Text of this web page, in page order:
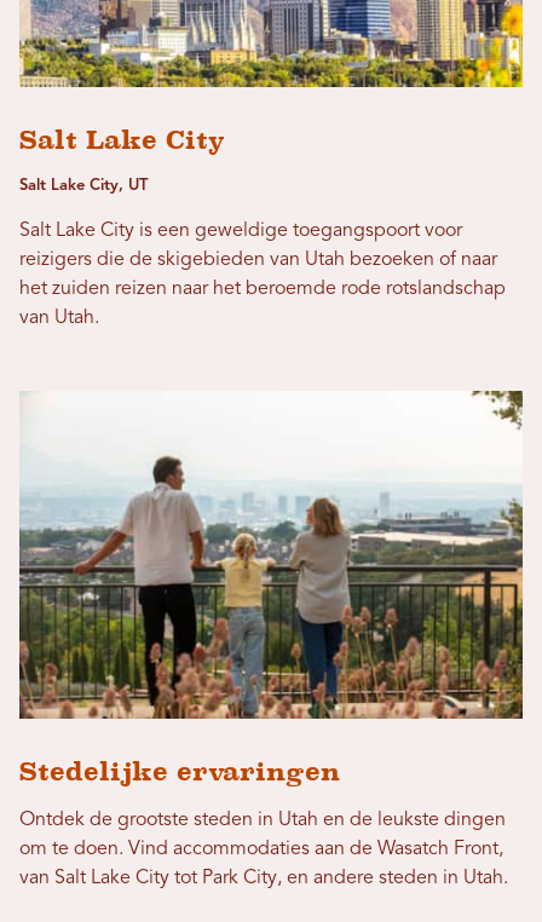
Salt Lake City
Salt Lake City, UT
Salt Lake City is een geweldige toegangspoort voor
reizigers die de skigebieden van Utah bezoeken of naar
het zuiden reizen naar het beroemde rode rotslandschap
van Utah.
Stedelijke ervaringen
Ontdek de grootste steden in Utah en de leukste dingen
om te doen. Vind accommodaties aan de Wasatch Front,
van Salt Lake City tot Park City, en andere steden in Utah.